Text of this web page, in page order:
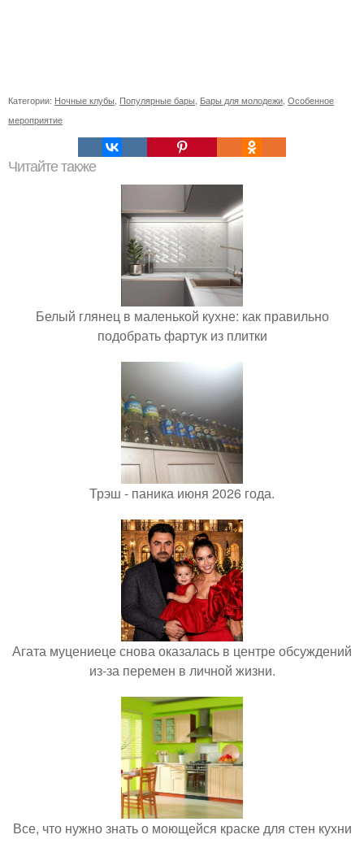
Категории: Ночные клубы Популярные бары Бары для молодежи Особенное
мероприятие
Читайте также
Белый глянец в маленькой кухне: как правильно
подобрать фартук из плитки
Трэш - паника июня 2026 года.
Агата муцениеце снова оказалась в центре обсуждений
из-за перемен в личной жизни.
Все, что нужно знать о моющейся краске для стен кухни